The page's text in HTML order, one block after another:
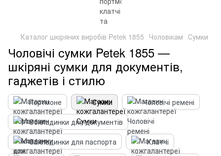
Каталог шкіряних виробів Petek 1855 Чоловікам Сумки
Чоловічі сумки Petek 1855 —
шкіряні сумки для документів,
гаджетів і стилю
Портмоне Сумки
Чоловічі ремені
Обкладинки для документів
Обкладинки для паспорта
Клатчі